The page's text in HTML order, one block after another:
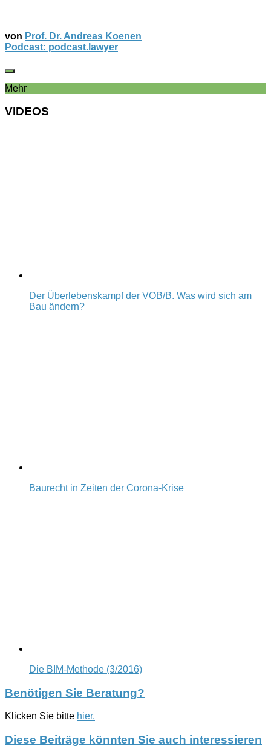
von Prof. Dr. Andreas Koenen
Podcast: podcast.lawyer
Mehr
VIDEOS
Der Überlebenskampf der VOB/B. Was wird sich am
Bau ändern?
Baurecht in Zeiten der Corona-Krise
Die BIM-Methode (3/2016)
Benötigen Sie Beratung?
Klicken Sie bitte hier.
Diese Beiträge könnten Sie auch interessieren